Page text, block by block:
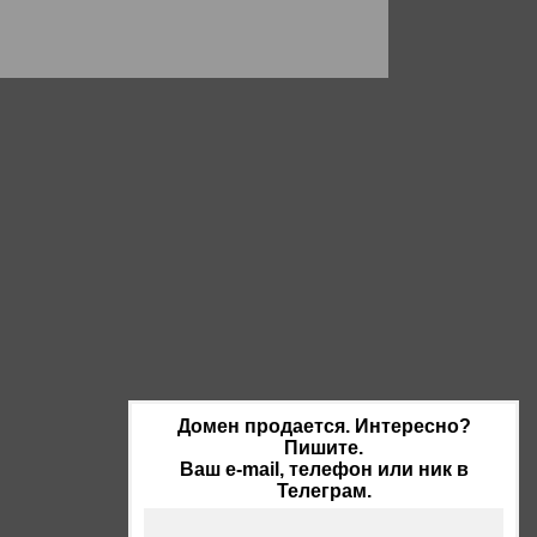
Домен продается. Интересно?
Пишите.
Ваш e-mail, телефон или ник в
Телеграм.